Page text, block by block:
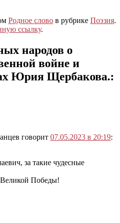
Родное слово в рубрике Поэзия.
ссылку.
народов о
войне и
Юрия Щербакова.:
говорит 07.05.2023 в 20:19:
за такие чудесные
Победы!